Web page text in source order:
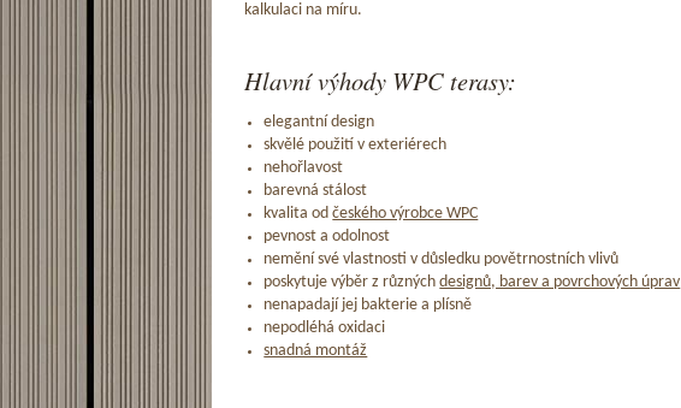
kalkulaci na míru.
Hlavní výhody WPC terasy:
elegantní design
skvělé použití v exteriérech
nehořlavost
barevná stálost
kvalita odčeského výrobce WPC
pevnost a odolnost
nemění své vlastnosti v důsledku povětrnostních vlivů
poskytuje výběr z různýchdesignů, barev a povrchových úprav
nenapadají jej bakterie a plísně
nepodléhá oxidaci
snadná montáž